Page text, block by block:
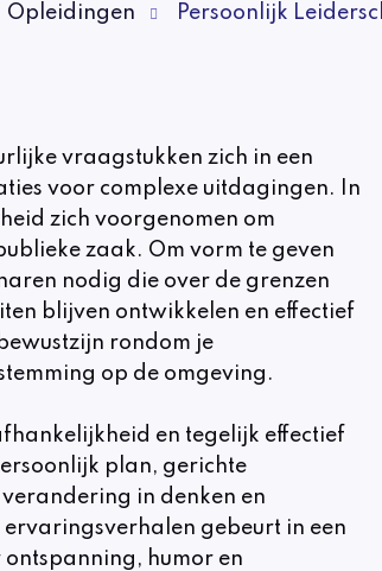
Opleidingen Persoonlijk
vraagstukken zich in een
voor complexe uitdagingen. In
zich voorgenomen om
zaak. Om vorm te geven
nodig die over de grenzen
blijven ontwikkelen en effectief
rondom je
op de omgeving.
en tegelijk effectief
plan, gerichte
in denken en
gebeurt in een
humor en